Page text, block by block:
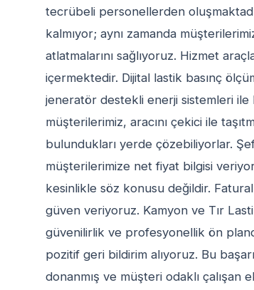
tecrübeli personellerden
kalmıyor; aynı zamanda
atlatmalarını sağlıyoruz. Hizmet
içermektedir. Dijital lastik basınç
jeneratör destekli enerji sistemleri
müşterilerimiz, aracını çekici ile
bulundukları yerde çözebiliyorlar.
müşterilerimize net fiyat bilgisi
kesinlikle söz konusu değildir.
güven veriyoruz. Kamyon ve Tır
güvenilirlik ve profesyonellik ön
pozitif geri bildirim alıyoruz. Bu
donanmış ve müşteri odaklı çalışan